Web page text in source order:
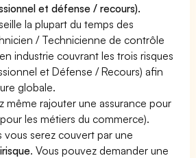
et défense / recours).
la plupart du temps des
/ Technicienne de contrôle
industrie couvrant les trois risques
et Défense / Recours) afin
globale.
même rajouter une assurance pour
les métiers du commerce).
vous serez couvert par une
. Vous pouvez demander une